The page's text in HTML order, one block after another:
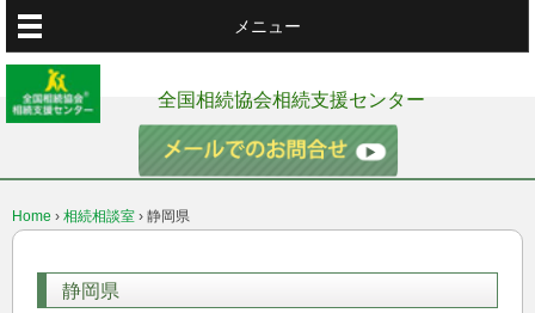
メニュー
全国相続協会相続支援センター
Home › 相続相談室 › 静岡県
静岡県